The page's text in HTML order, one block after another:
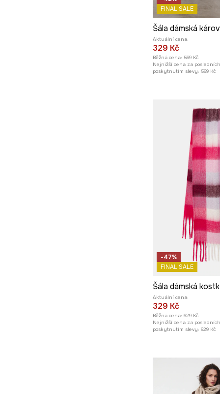
FINAL SALE
Aktuální cena:
329 Kč
Běžná cena: 569 Kč
Nejnižší cena za
poskytnutím slevy: 569 Kč
-47%
FINAL SALE
Šála dámská
Aktuální cena:
329 Kč
Běžná cena: 629 Kč
Nejnižší cena za
poskytnutím slevy: 629 Kč